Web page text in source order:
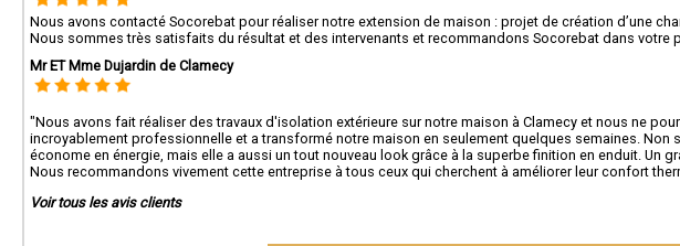
Nous avons contacté Socorebat pour réaliser notre extension de maison : projet de création d’une
Nous sommes très satisfaits du résultat et des intervenants et recommandons Socorebat dans votre
Mr ET Mme Dujardin de Clamecy
"Nous avons fait réaliser des travaux d'isolation extérieure sur notre maison à Clamecy et nous ne
incroyablement professionnelle et a transformé notre maison en seulement quelques semaines.
économe en énergie, mais elle a aussi un tout nouveau look grâce à la superbe finition en enduit. Un
Nous recommandons vivement cette entreprise à tous ceux qui cherchent à améliorer leur confort
Voir tous les avis clients